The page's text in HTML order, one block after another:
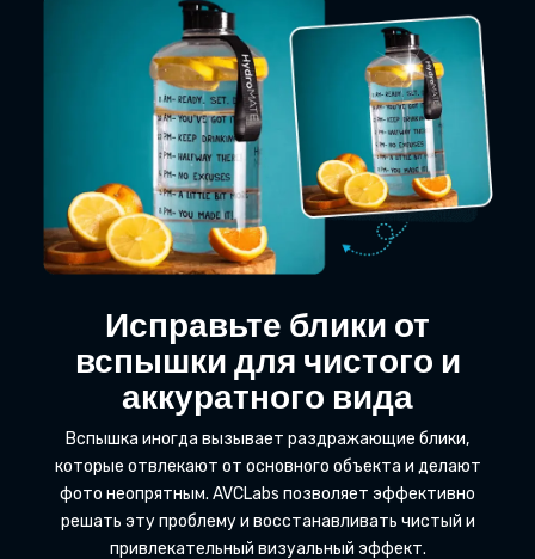
Исправьте блики от
вспышки для чистого и
аккуратного вида
Вспышка иногда вызывает раздражающие блики,
которые отвлекают от основного объекта и делают
фото неопрятным. AVCLabs позволяет эффективно
решать эту проблему и восстанавливать чистый и
привлекательный визуальный эффект.